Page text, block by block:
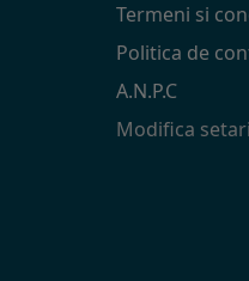
Termeni si
Politica de
A.N.P.C
Modifica